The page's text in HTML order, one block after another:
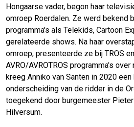
Hongaarse vader, begon haar
omroep Roerdalen. Ze werd bekend
programma's als Telekids, Cartoon
gerelateerde shows. Na haar
omroep, presenteerde ze bij TROS
AVRO/AVROTROS programma's
kreeg Anniko van Santen in 2020
onderscheiding van de ridder in de
toegekend door burgemeester
Hilversum.